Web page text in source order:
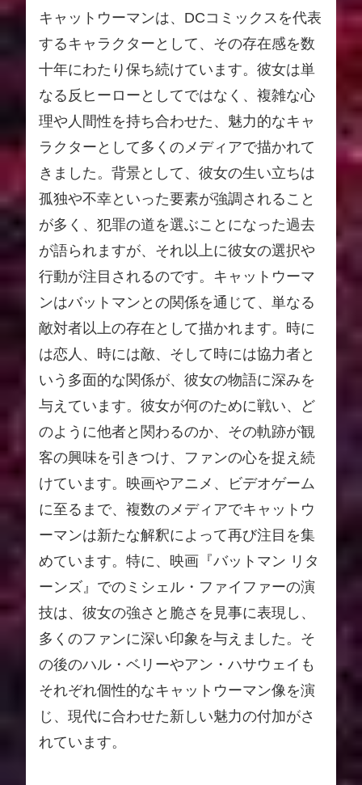
キャットウーマンは、DCコミックスを代表
するキャラクターとして、その存在感を数
十年にわたり保ち続けています。彼女は単
なる反ヒーローとしてではなく、複雑な心
理や人間性を持ち合わせた、魅力的なキャ
ラクターとして多くのメディアで描かれて
きました。背景として、彼女の生い立ちは
孤独や不幸といった要素が強調されること
が多く、犯罪の道を選ぶことになった過去
が語られますが、それ以上に彼女の選択や
行動が注目されるのです。キャットウーマ
ンはバットマンとの関係を通じて、単なる
敵対者以上の存在として描かれます。時に
は恋人、時には敵、そして時には協力者と
いう多面的な関係が、彼女の物語に深みを
与えています。彼女が何のために戦い、ど
のように他者と関わるのか、その軌跡が観
客の興味を引きつけ、ファンの心を捉え続
けています。映画やアニメ、ビデオゲーム
に至るまで、複数のメディアでキャットウ
ーマンは新たな解釈によって再び注目を集
めています。特に、映画『バットマン リタ
ーンズ』でのミシェル・ファイファーの演
技は、彼女の強さと脆さを見事に表現し、
多くのファンに深い印象を与えました。そ
の後のハル・ベリーやアン・ハサウェイも
それぞれ個性的なキャットウーマン像を演
じ、現代に合わせた新しい魅力の付加がさ
れています。